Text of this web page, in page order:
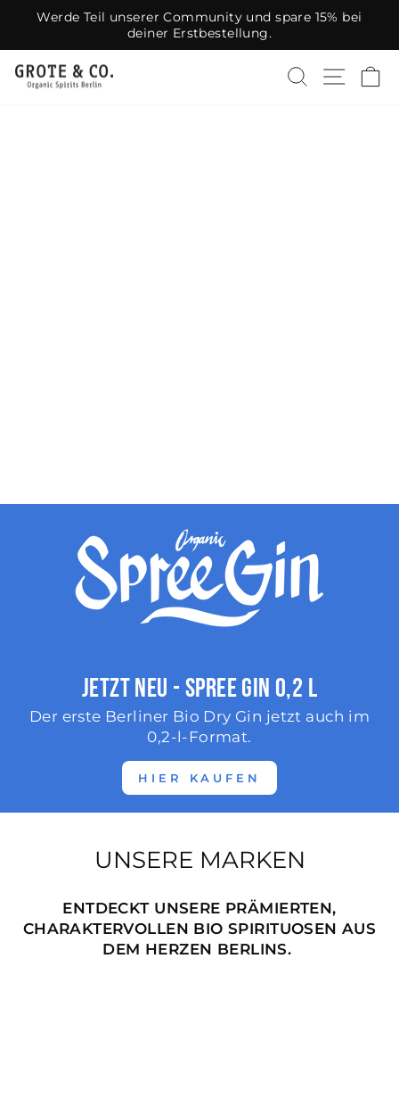
Direkt
Inhalt
Pause
Werde Teil unserer Community und spare 15% bei
deiner Erstbestellung.
GROTE
SUCHE
Jetzt neu - Spree Gin 0,2 l
Der erste Berliner Bio Dry Gin jetzt auch im
0,2-l-Format.
HIER KAUFEN
UNSERE MARKEN
ENTDECKT UNSERE PRÄMIERTEN,
CHARAKTERVOLLEN BIO SPIRITUOSEN AUS
DEM HERZEN BERLINS.